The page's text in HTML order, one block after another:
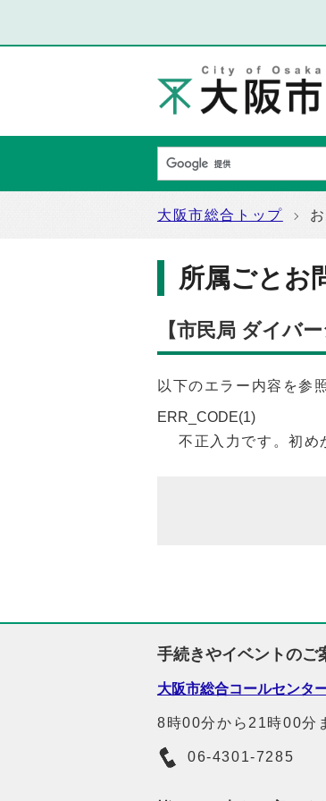
大阪市総合トップ
所属ごとお
【市民局 ダイバ
以下のエラー内容を参
ERR_CODE(1)
不正入力です。初め
手続きやイベントのご
大阪市総合コールセンタ
8時00分から21時00分
06-4301-7285